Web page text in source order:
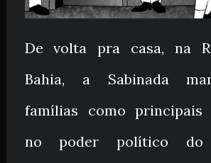
De volta pra casa, na
Bahia, a Sabinada
famílias como principais
no poder político do